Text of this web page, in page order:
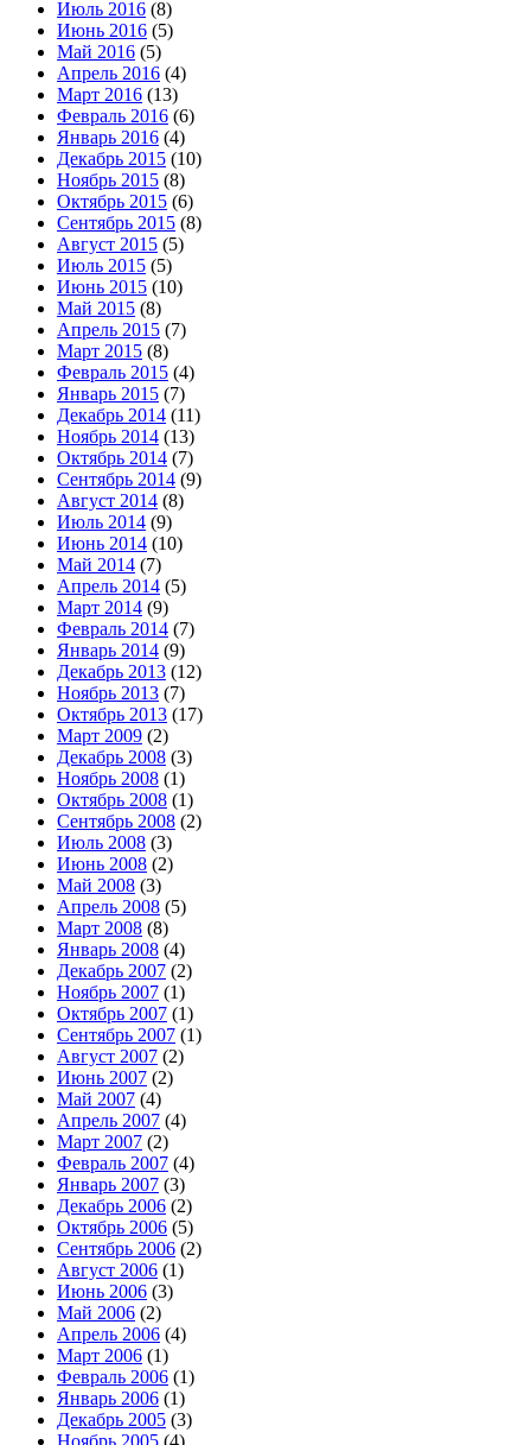
Июль 2016 (8)
Июнь 2016 (5)
Май 2016 (5)
Апрель 2016 (4)
Март 2016 (13)
Февраль 2016 (6)
Январь 2016 (4)
Декабрь 2015 (10)
Ноябрь 2015 (8)
Октябрь 2015 (6)
Сентябрь 2015 (8)
Август 2015 (5)
Июль 2015 (5)
Июнь 2015 (10)
Май 2015 (8)
Апрель 2015 (7)
Март 2015 (8)
Февраль 2015 (4)
Январь 2015 (7)
Декабрь 2014 (11)
Ноябрь 2014 (13)
Октябрь 2014 (7)
Сентябрь 2014 (9)
Август 2014 (8)
Июль 2014 (9)
Июнь 2014 (10)
Май 2014 (7)
Апрель 2014 (5)
Март 2014 (9)
Февраль 2014 (7)
Январь 2014 (9)
Декабрь 2013 (12)
Ноябрь 2013 (7)
Октябрь 2013 (17)
Март 2009 (2)
Декабрь 2008 (3)
Ноябрь 2008 (1)
Октябрь 2008 (1)
Сентябрь 2008 (2)
Июль 2008 (3)
Июнь 2008 (2)
Май 2008 (3)
Апрель 2008 (5)
Март 2008 (8)
Январь 2008 (4)
Декабрь 2007 (2)
Ноябрь 2007 (1)
Октябрь 2007 (1)
Сентябрь 2007 (1)
Август 2007 (2)
Июнь 2007 (2)
Май 2007 (4)
Апрель 2007 (4)
Март 2007 (2)
Февраль 2007 (4)
Январь 2007 (3)
Декабрь 2006 (2)
Октябрь 2006 (5)
Сентябрь 2006 (2)
Август 2006 (1)
Июнь 2006 (3)
Май 2006 (2)
Апрель 2006 (4)
Март 2006 (1)
Февраль 2006 (1)
Январь 2006 (1)
Декабрь 2005 (3)
Ноябрь 2005 (4)